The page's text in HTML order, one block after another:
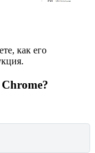
как его